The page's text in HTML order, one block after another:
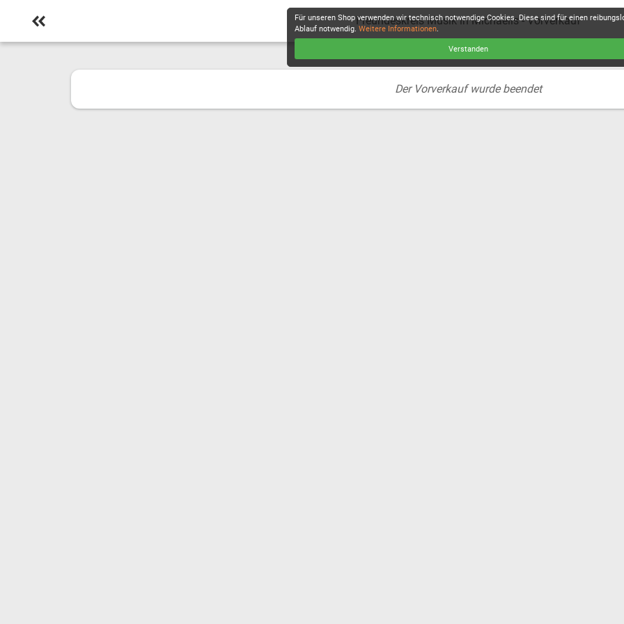
Freundeskreis Musik in Michaelis - Vorverkauf
Der Vorverkauf wurde beendet
Für unseren Shop verwenden wir technisch notwendige Cookies. Diese sind für einen
Ablauf notwendig. Weitere Informationen.
Verstanden